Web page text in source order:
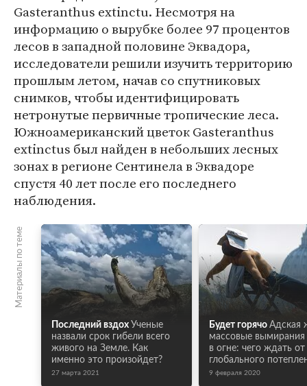
Gasteranthus extinctu. Несмотря на
информацию о вырубке более 97 процентов
лесов в западной половине Эквадора,
исследователи решили изучить территорию
прошлым летом, начав со спутниковых
снимков, чтобы идентифицировать
нетронутые первичные тропические леса.
Южноамериканский цветок Gasteranthus
extinctus был найден в небольших лесных
зонах в регионе Сентинела в Эквадоре
спустя 40 лет после его последнего
наблюдения.
Материалы по теме
Последний вздох Ученые
назвали срок гибели всего
живого на Земле. Как
именно это произойдет?
27 марта 2021
Будет горячо Адская
массовые вымирания
в огне: чего ждать от
глобального
9 февраля 2020